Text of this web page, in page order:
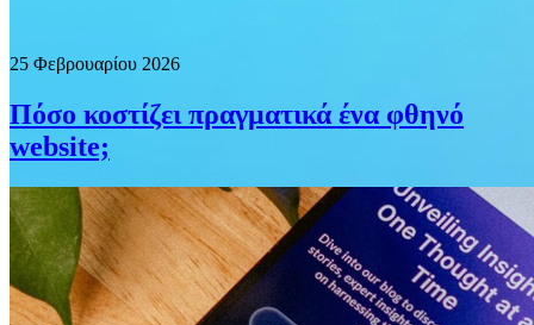
25 Φεβρουαρίου 2026
Πόσο κοστίζει πραγματικά ένα φθηνό
website;